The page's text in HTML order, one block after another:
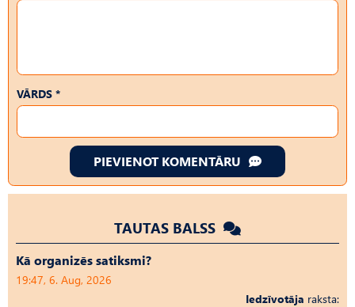
VĀRDS *
PIEVIENOT KOMENTĀRU
TAUTAS BALSS
Kā organizēs satiksmi?
19:47, 6. Aug, 2026
Iedzīvotāja raksta: